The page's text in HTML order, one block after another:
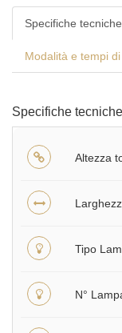
Specifiche tecniche
Modalità e tempi
Specifiche tecniche
Altezza
Tipo
N°